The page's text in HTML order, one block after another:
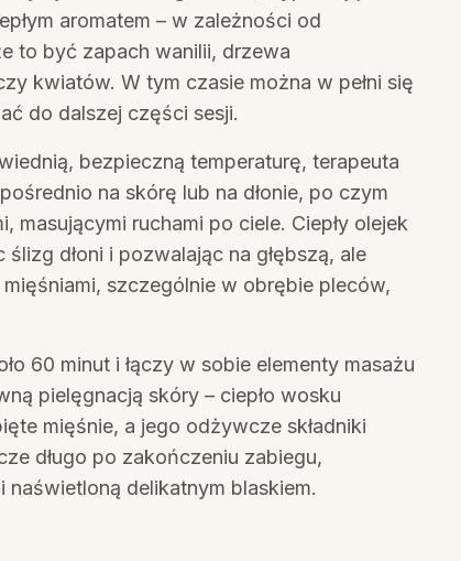
aromatem – w zależności od
to być zapach wanilii, drzewa
kwiatów. W tym czasie można w pełni się
do dalszej części sesji.
bezpieczną temperaturę, terapeuta
na skórę lub na dłonie, po czym
masującymi ruchami po ciele. Ciepły olejek
dłoni i pozwalając na głębszą, ale
szczególnie w obrębie pleców,
60 minut i łączy w sobie elementy masażu
pielęgnacją skóry – ciepło wosku
mięśnie, a jego odżywcze składniki
długo po zakończeniu zabiegu,
delikatnym blaskiem.